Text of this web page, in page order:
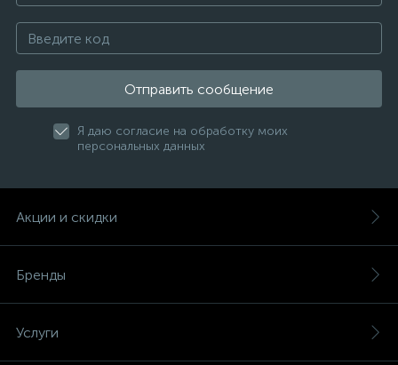
Отправить сообщение
Я даю согласие на обработку моих
персональных данных
Акции и скидки
Бренды
Услуги